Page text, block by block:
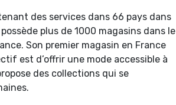
des services dans 66 pays dans
plus de 1000 magasins dans le
Son premier magasin en France
est d’offrir une mode accessible à
des collections qui se